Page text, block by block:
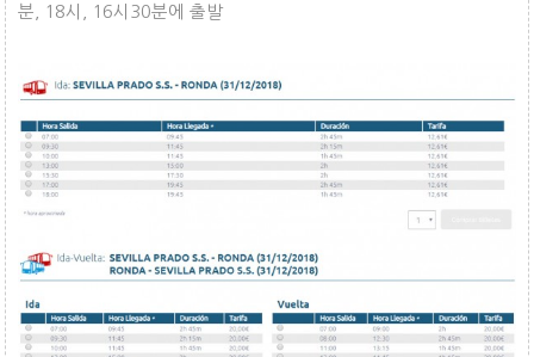
분, 18시, 16시30분에 출발